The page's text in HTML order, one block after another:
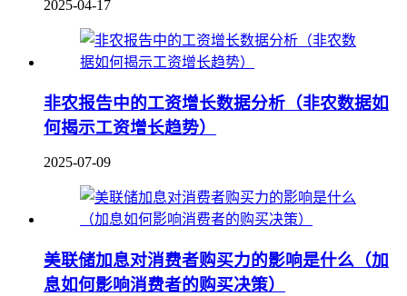
2025-04-17
非农报告中的工资增长数据分析（非农数据如
何揭示工资增长趋势）
2025-07-09
美联储加息对消费者购买力的影响是什么（加
息如何影响消费者的购买决策）